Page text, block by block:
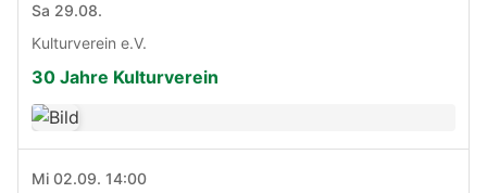
Sa 29.08.
Kulturverein e.V.
30 Jahre Kulturverein
Mi 02.09. 14:00